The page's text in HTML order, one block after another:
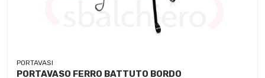
PORTAVASI
PORTAVASO FERRO BATTUTO BORDO